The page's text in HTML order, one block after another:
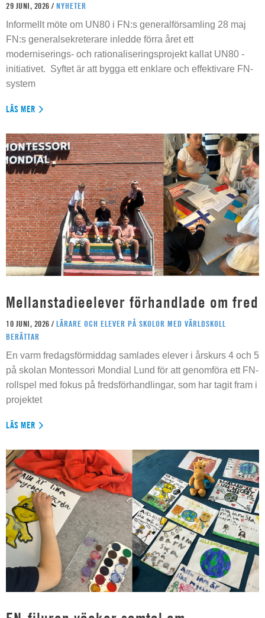
29 JUNI, 2026 / NYHETER
Informellt möte om UN80 i FN:s generalförsamling 28 maj
FN:s generalsekreterare inledde förra året ett
moderniserings- och rationaliseringsprojekt kallat UN80 -
initiativet. Syftet är att bygga ett enklare och effektivare FN-
system
LÄS MER
Mellanstadieelever förhandlade om fred
10 JUNI, 2026 / LÄRARE OCH ELEVER PÅ SKOLOR MED VÄRLDSKOLL
BERÄTTAR
En varm fredagsförmiddag samlades elever i årskurs 4 och 5
på skolan Montessori Mondial Lund för att genomföra ett FN-
rollspel med fokus på fredsförhandlingar, som har tagit fram i
projektet
LÄS MER